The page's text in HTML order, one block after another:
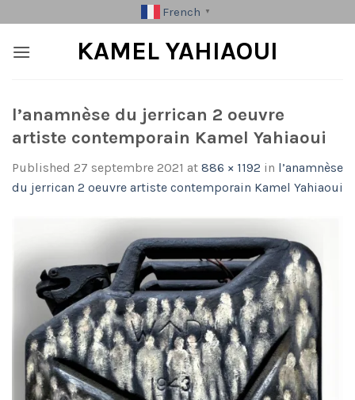
to
content
French ▼
KAMEL YAHIAOUI
l’anamnèse du jerrican 2 oeuvre
artiste contemporain Kamel Yahiaoui
Published 27 septembre 2021 at 886 × 1192 in l’anamnèse
du jerrican 2 oeuvre artiste contemporain Kamel Yahiaoui